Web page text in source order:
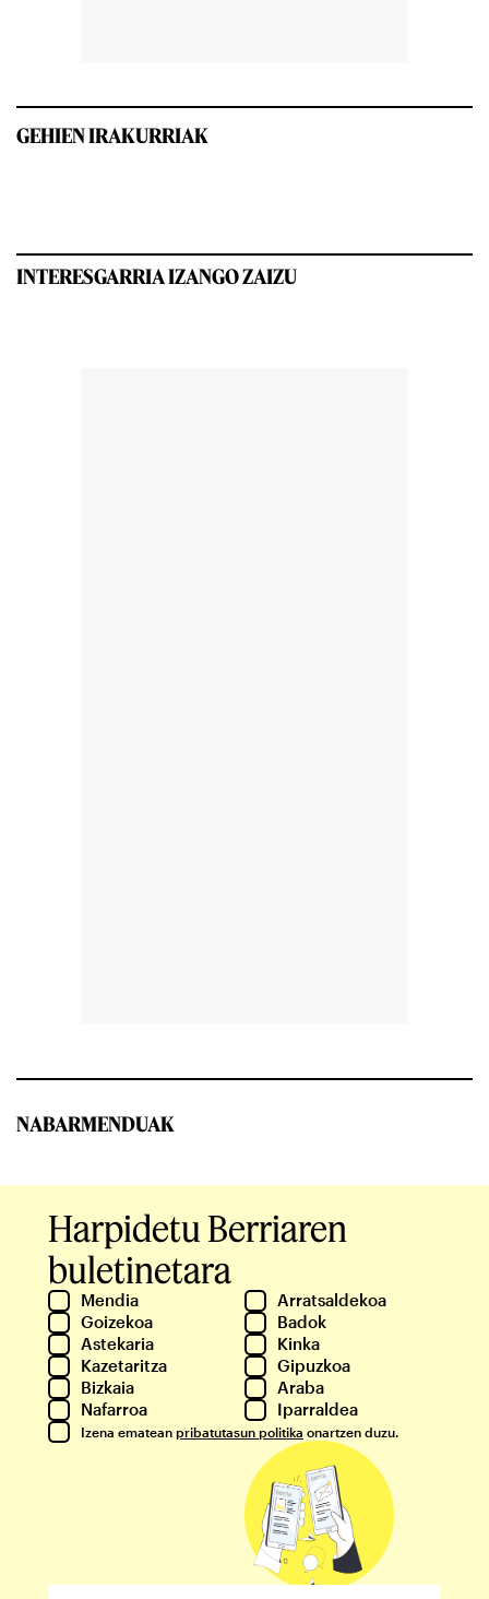
GEHIEN IRAKURRIAK
INTERESGARRIA IZANGO ZAIZU
NABARMENDUAK
Harpidetu Berriaren
buletinetara
Mendia
Arratsaldekoa
Goizekoa
Badok
Astekaria
Kinka
Kazetaritza
Gipuzkoa
Bizkaia
Araba
Nafarroa
Iparraldea
Izena ematean pribatutasun politika onartzen duzu.